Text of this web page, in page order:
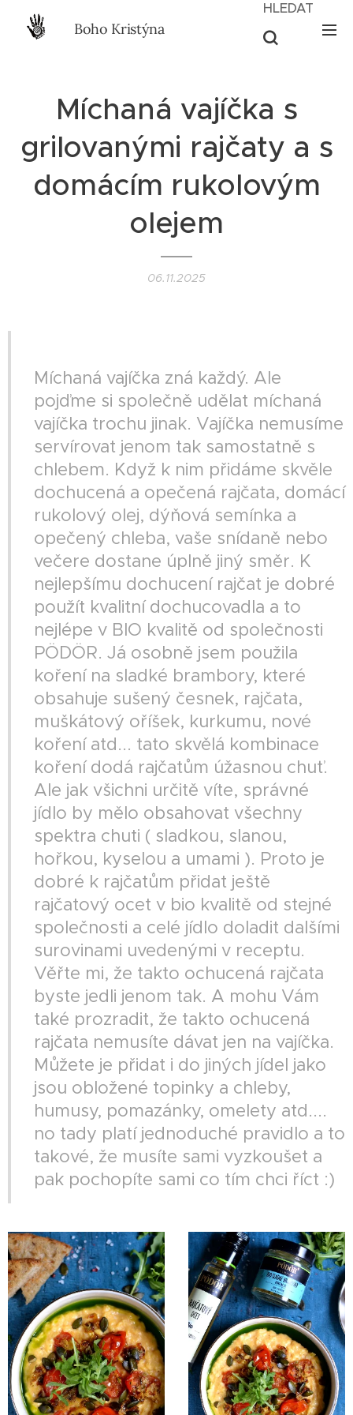
Boho Kristýna
HLEDAT
Míchaná vajíčka s
grilovanými rajčaty a s
domácím rukolovým
olejem
06.11.2025
Míchaná vajíčka zná každý. Ale
pojďme si společně udělat míchaná
vajíčka trochu jinak. Vajíčka nemusíme
servírovat jenom tak samostatně s
chlebem. Když k nim přidáme skvěle
dochucená a opečená rajčata, domácí
rukolový olej, dýňová semínka a
opečený chleba, vaše snídaně nebo
večere dostane úplně jiný směr. K
nejlepšímu dochucení rajčat je dobré
použít kvalitní dochucovadla a to
nejlépe v BIO kvalitě od společnosti
PÖDÖR. Já osobně jsem použila
koření na sladké brambory, které
obsahuje sušený česnek, rajčata,
muškátový oříšek, kurkumu, nové
koření atd... tato skvělá kombinace
koření dodá rajčatům úžasnou chuť.
Ale jak všichni určitě víte, správné
jídlo by mělo obsahovat všechny
spektra chuti ( sladkou, slanou,
hořkou, kyselou a umami ). Proto je
dobré k rajčatům přidat ještě
rajčatový ocet v bio kvalitě od stejné
společnosti a celé jídlo doladit dalšími
surovinami uvedenými v receptu.
Věřte mi, že takto ochucená rajčata
byste jedli jenom tak. A mohu Vám
také prozradit, že takto ochucená
rajčata nemusíte dávat jen na vajíčka.
Můžete je přidat i do jiných jídel jako
jsou obložené topinky a chleby,
humusy, pomazánky, omelety atd....
no tady platí jednoduché pravidlo a to
takové, že musíte sami vyzkoušet a
pak pochopíte sami co tím chci říct :)